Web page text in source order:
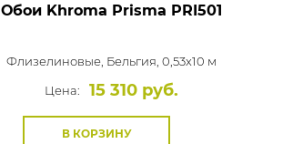
Обои Khroma Prisma PRI501
Флизелиновые, Бельгия, 0,53x10 м
Цена:
15 310 руб.
В КОРЗИНУ